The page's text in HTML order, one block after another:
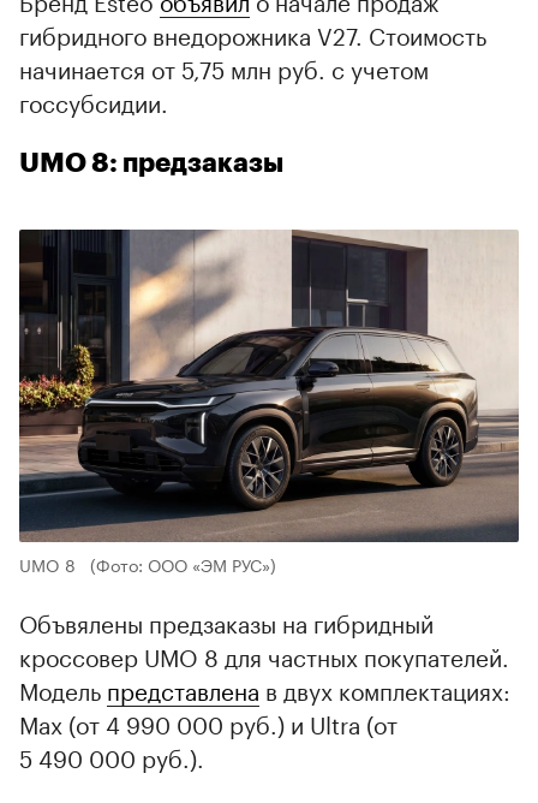
гибридного внедорожника V27. Стоимость
начинается от 5,75 млн руб. с учетом
госсубсидии.
UMO 8: предзаказы
UMO 8 (Фото: ООО «ЭМ РУС»)
Объвялены предзаказы на гибридный
кроссовер UMO 8 для частных покупателей.
Модель представлена в двух комплектациях:
Max (от 4 990 000 руб.) и Ultra (от
5 490 000 руб.).